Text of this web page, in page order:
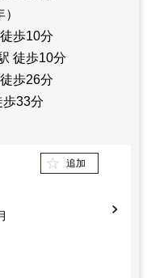
歩10分
徒歩10分
歩26分
33分
追加